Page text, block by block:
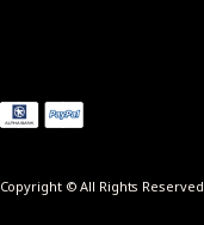
Copyright © All Rights Reserved